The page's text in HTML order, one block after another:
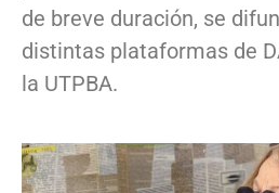
de breve duración, se
distintas plataformas de
la UTPBA.